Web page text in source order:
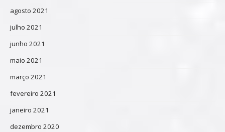
agosto 2021
julho 2021
junho 2021
maio 2021
março 2021
fevereiro 2021
janeiro 2021
dezembro 2020